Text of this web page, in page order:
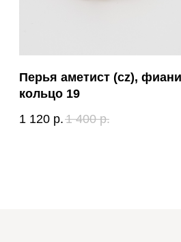
Перья аметист (cz),
кольцо 19
1 120 р. 1 400 р.